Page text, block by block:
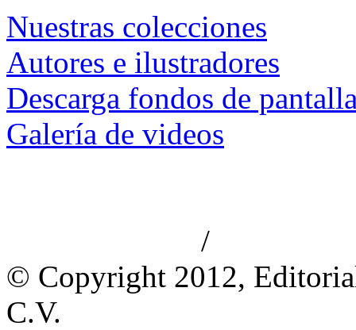
Nuestras colecciones
Autores e ilustradores
Descarga fondos de
Galería de videos
/
© Copyright 2012,
C.V.